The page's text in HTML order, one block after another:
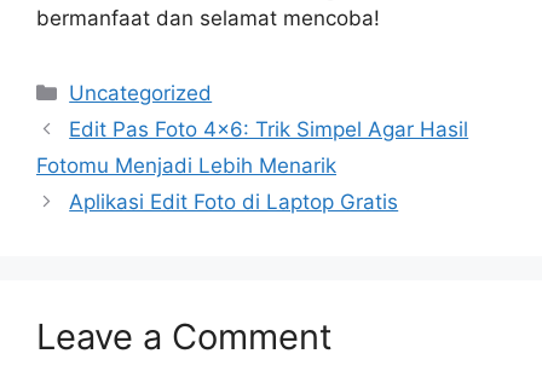
bermanfaat dan selamat mencoba!
Categories
Uncategorized
Edit Pas Foto 4×6: Trik Simpel Agar Hasil
Fotomu Menjadi Lebih Menarik
Aplikasi Edit Foto di Laptop Gratis
Leave a Comment